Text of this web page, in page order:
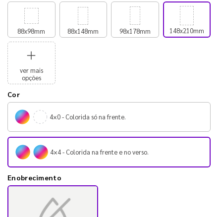
88x98mm 88x148mm 98x178mm 148x210mm
ver mais
opções
Cor
4×0 - Colorida só na frente.
4×4 - Colorida na frente e no verso.
Enobrecimento